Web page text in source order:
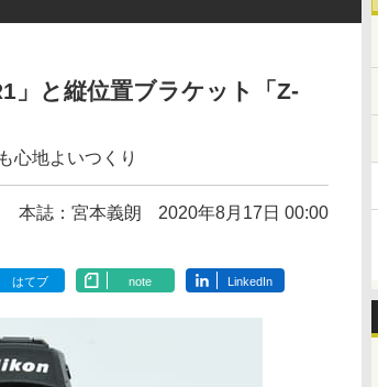
」と縦位置ブラケット「Z-
心地よいつくり
本誌：宮本義朗 2020年8月17日 00:00
はてブ note LinkedIn